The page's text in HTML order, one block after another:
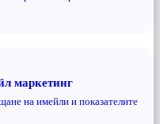
маркетинг
на имейли и показателите